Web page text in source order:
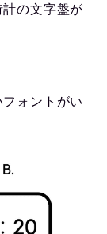
の文字盤が
ォントがい